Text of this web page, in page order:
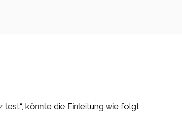
könnte die Einleitung wie folgt